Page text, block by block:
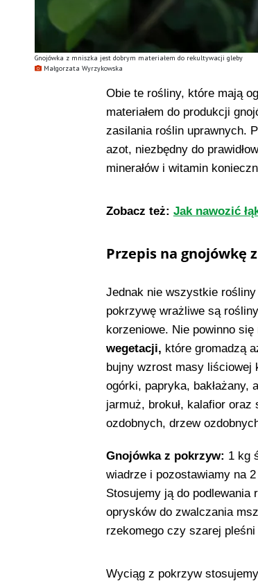
Gnojówka z mniszka jest dobrym materiałem do rekultywacji gleby
Małgorzata Wyrzykowska
Obie te rośliny, które mają
materiałem do produkcji
zasilania roślin uprawnych.
azot, niezbędny do
minerałów i witamin
Zobacz też: Jak nawozić
Przepis na gnojówkę
Jednak nie wszystkie
pokrzywę wrażliwe są
korzeniowe. Nie powinno
wegetacji, które gromadzą
bujny wzrost masy liściowej
ogórki, papryka, bakłażany,
jarmuż, brokuł, kalafior
ozdobnych, drzew
Gnojówka z pokrzyw: 1 kg
wiadrze i pozostawiamy na
Stosujemy ją do
oprysków do zwalczania
rzekomego czy szarej
Wyciąg z pokrzyw